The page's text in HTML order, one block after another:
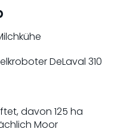
DeLaval 310
davon 125 ha
Moor